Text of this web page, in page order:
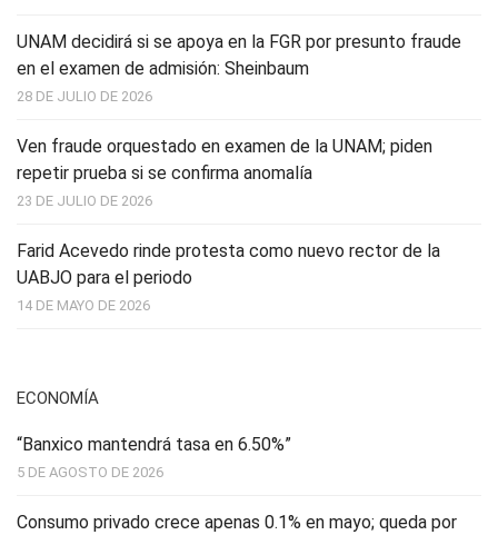
UNAM decidirá si se apoya en la FGR por presunto fraude
en el examen de admisión: Sheinbaum
28 DE JULIO DE 2026
Ven fraude orquestado en examen de la UNAM; piden
repetir prueba si se confirma anomalía
23 DE JULIO DE 2026
Farid Acevedo rinde protesta como nuevo rector de la
UABJO para el periodo
14 DE MAYO DE 2026
ECONOMÍA
“Banxico mantendrá tasa en 6.50%”
5 DE AGOSTO DE 2026
Consumo privado crece apenas 0.1% en mayo; queda por